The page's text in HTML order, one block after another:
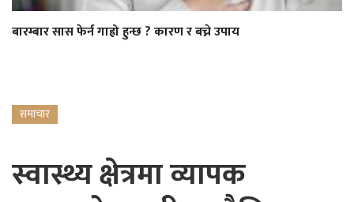
बारम्बार सास फेर्न गाह्रो हुन्छ ? कारण र बच्ने उपाय
समाचार
स्वास्थ्य क्षेत्रमा व्यापक